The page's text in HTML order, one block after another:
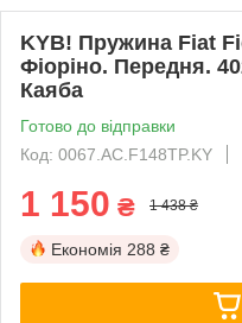
KYB! Пружина Fiat
Фіоріно. Передня.
Каяба
Готово до відправки
Код: 0067.AC.F148TP.KY
1 150 ₴ 1 438 ₴
Економія 288 ₴